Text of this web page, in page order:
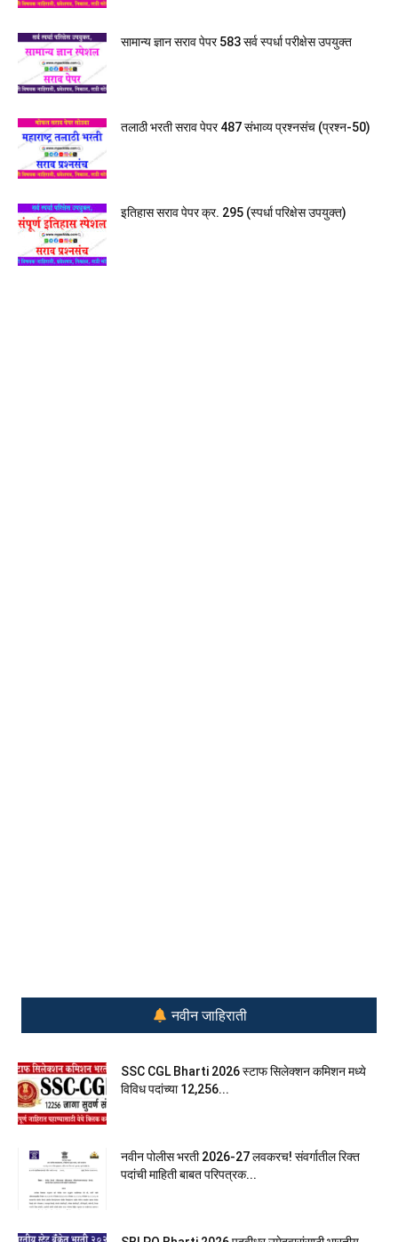
सामान्य ज्ञान सराव पेपर 583 सर्व स्पर्धा परीक्षेस उपयुक्त
तलाठी भरती सराव पेपर 487 संभाव्य प्रश्नसंच (प्रश्न-50)
इतिहास सराव पेपर क्र. 295 (स्पर्धा परिक्षेस उपयुक्त)
नवीन जाहिराती
SSC CGL Bharti 2026 स्टाफ सिलेक्शन कमिशन मध्ये
विविध पदांच्या 12,256...
नवीन पोलीस भरती 2026-27 लवकरच! संवर्गातील रिक्त
पदांची माहिती बाबत परिपत्रक...